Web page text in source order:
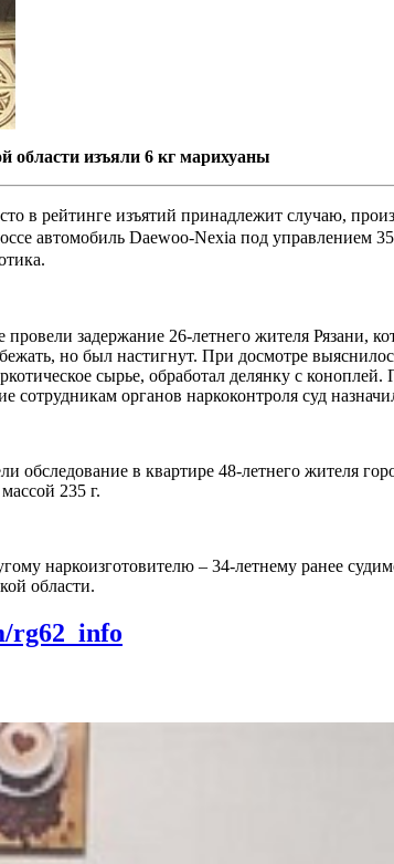
области изъяли 6 кг марихуаны
в рейтинге изъятий принадлежит случаю,
автомобиль Daewoo-Nexia под
задержание 26-летнего жителя Рязани,
но был настигнут. При досмотре
сырье, обработал делянку с
органов наркоконтроля суд
в квартире 48-летнего жителя
235 г.
наркоизготовителю – 34-летнему ранее
области.
rg62_info